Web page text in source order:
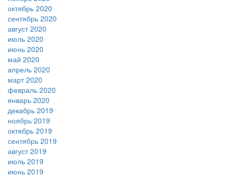
октябрь 2020
сентябрь 2020
август 2020
июль 2020
июнь 2020
май 2020
апрель 2020
март 2020
февраль 2020
январь 2020
декабрь 2019
ноябрь 2019
октябрь 2019
сентябрь 2019
август 2019
июль 2019
июнь 2019